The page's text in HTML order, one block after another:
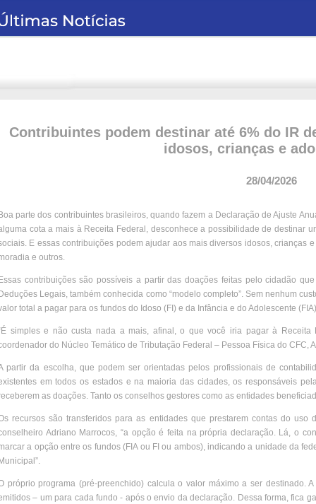
Contribuintes podem destinar até 6% do IR
idosos, crianças e
28/04/2026
parte dos contribuintes brasileiros, quando fazem a Declaração de Ajuste
cota a mais à Receita Federal, desconhece a possibilidade de destinar
E essas contribuições podem ajudar aos mais diversos idosos, crianças
e outros.
contribuições são possíveis a partir das doações feitas pelo cidadão
Legais, também conhecida como “modelo completo”. Sem nenhum
total a pagar para os fundos do Idoso (FI) e da Infância e do Adolescente
simples e não custa nada a mais, afinal, o que você iria pagar à Receita
do Núcleo Temático de Tributação Federal – Pessoa Física do CFC,
partir da escolha, que podem ser orientadas pelos profissionais de
em todos os estados e na maioria das cidades, os responsáveis
as doações. Tanto os conselhos gestores como as entidades
recursos são transferidos para as entidades que prestarem contas do
Adriano Marrocos, “a opção é feita na própria declaração. Lá, o
a opção entre os fundos (FIA ou FI ou ambos), indicando a unidade da
próprio programa (pré-preenchido) calcula o valor máximo a ser destinado.
– um para cada fundo - após o envio da declaração. Dessa forma, fica